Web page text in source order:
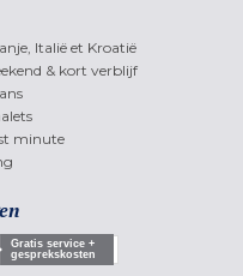
Italië et Kroatië
& kort verblijf
minute
Gratis service +
gesprekskosten